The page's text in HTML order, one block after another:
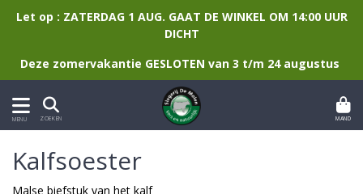
Let op : ZATERDAG 1 AUG. GAAT DE WINKEL OM 14:00 UUR
DICHT
Deze zomervakantie GESLOTEN van 3 t/m 24 augustus
MENU ZOEKEN MAND
Kalfsoester
Malse biefstuk van het kalf